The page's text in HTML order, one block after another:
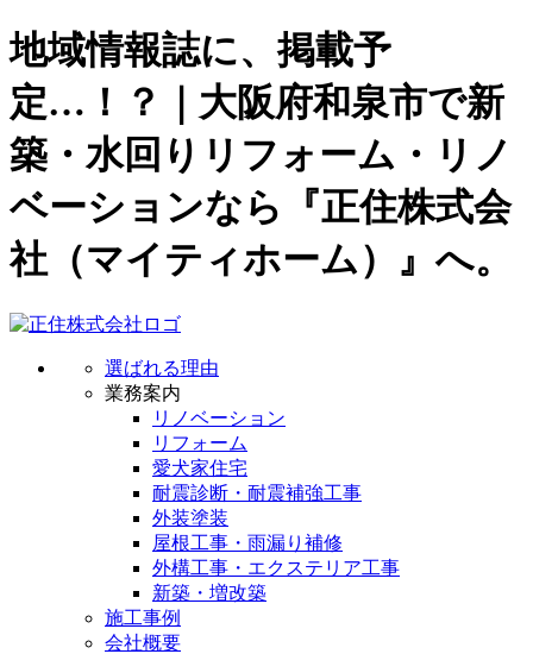
地域情報誌に、掲載予
定…！？｜大阪府和泉市で新
築・水回りリフォーム・リノ
ベーションなら『正住株式会
社（マイティホーム）』へ。
選ばれる理由
業務案内
リノベーション
リフォーム
愛犬家住宅
耐震診断・耐震補強工事
外装塗装
屋根工事・雨漏り補修
外構工事・エクステリア工事
新築・増改築
施工事例
会社概要